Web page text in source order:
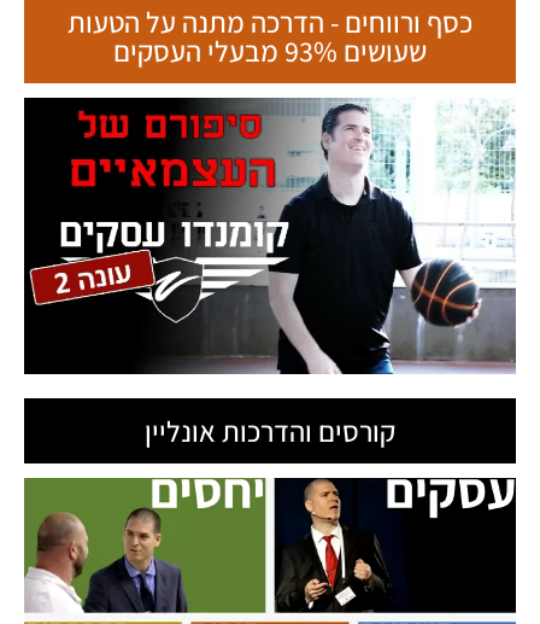
כסף ורווחים - הדרכה מתנה על הטעות
שעושים 93% מבעלי העסקים
קורסים והדרכות אונליין